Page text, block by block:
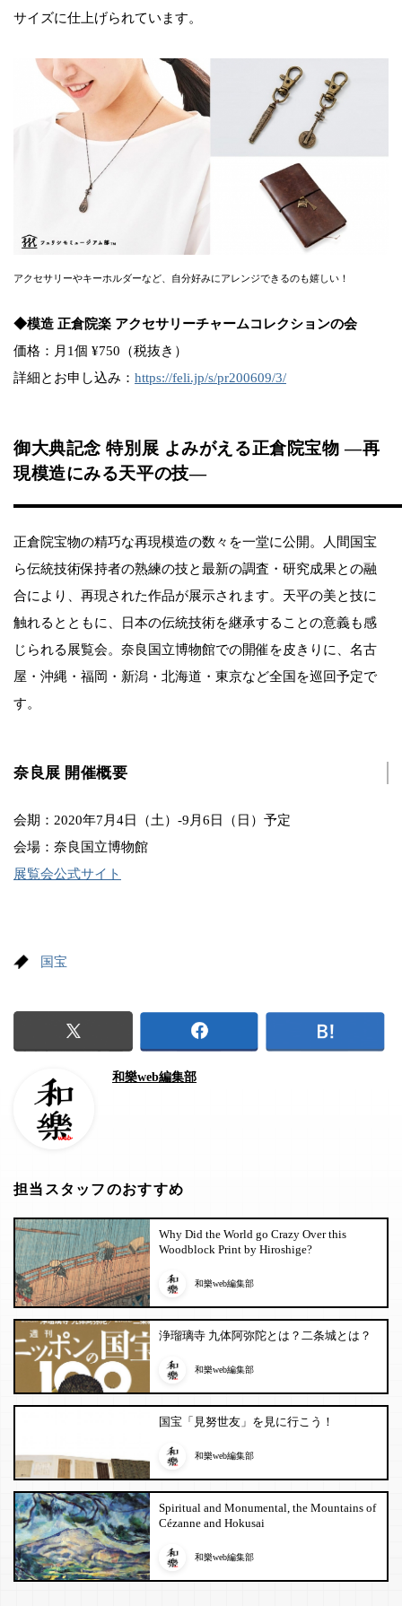
サイズに仕上げられています。
アクセサリーやキーホルダーなど、自分好みにアレンジできるのも嬉しい！
◆模造 正倉院楽 アクセサリーチャームコレクションの会
価格：月1個 ¥750（税抜き）
詳細とお申し込み： https://feli.jp/s/pr200609/3/
御大典記念 特別展 よみがえる正倉院宝物 ―再
現模造にみる天平の技―
正倉院宝物の精巧な再現模造の数々を一堂に公開。人間国宝
ら伝統技術保持者の熟練の技と最新の調査・研究成果との融
合により、再現された作品が展示されます。天平の美と技に
触れるとともに、日本の伝統技術を継承することの意義も感
じられる展覧会。奈良国立博物館での開催を皮きりに、名古
屋・沖縄・福岡・新潟・北海道・東京など全国を巡回予定で
す。
奈良展 開催概要
会期：2020年7月4日（土）-9月6日（日）予定
会場：奈良国立博物館
展覧会公式サイト
国宝
和樂web編集部
担当スタッフのおすすめ
Why Did the World go Crazy Over this
Woodblock Print by Hiroshige?
和樂web編集部
浄瑠璃寺 九体阿弥陀とは？二条城とは？
和樂web編集部
国宝「見努世友」を見に行こう！
和樂web編集部
Spiritual and Monumental, the Mountains of
Cézanne and Hokusai
和樂web編集部